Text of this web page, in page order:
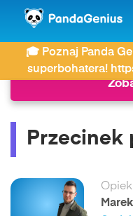
🎓 Poznaj Panda
superbohatera!
ZDAY Najczęściej
Przecinek